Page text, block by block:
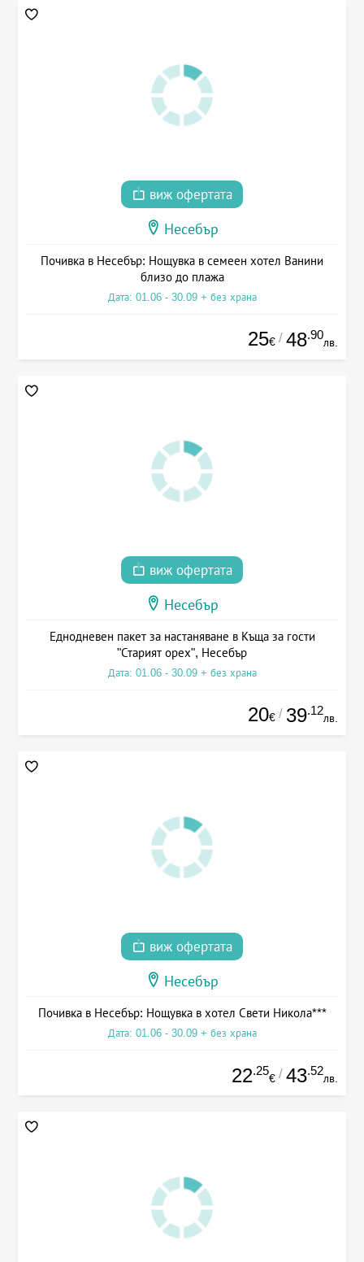
виж офертата
Несебър
Почивка в Несебър: Нощувка в семеен хотел Ванини
близо до плажа
Дата: 01.06 - 30.09 + без храна
25€ / 48.90
лв.
виж офертата
Несебър
Еднодневен пакет за настаняване в Къща за гости
"Старият орех", Несебър
Дата: 01.06 - 30.09 + без храна
20€ / 39.12
лв.
виж офертата
Несебър
Почивка в Несебър: Нощувка в хотел Свети Никола***
Дата: 01.06 - 30.09 + без храна
22.25
€ / 43.52
лв.